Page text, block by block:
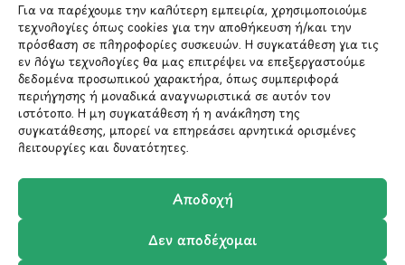
Για να παρέχουμε την καλύτερη εμπειρία, χρησιμοποιούμε
τεχνολογίες όπως cookies για την αποθήκευση ή/και την
πρόσβαση σε πληροφορίες συσκευών. Η συγκατάθεση για τις
εν λόγω τεχνολογίες θα μας επιτρέψει να επεξεργαστούμε
δεδομένα προσωπικού χαρακτήρα, όπως συμπεριφορά
περιήγησης ή μοναδικά αναγνωριστικά σε αυτόν τον
ιστότοπο. Η μη συγκατάθεση ή η ανάκληση της
συγκατάθεσης, μπορεί να επηρεάσει αρνητικά ορισμένες
λειτουργίες και δυνατότητες.
Αποδοχή
Δεν αποδέχομαι
ΣΤΟΙΧΕΙΑ ΕΠΙΚΟΙΝΩΝΙΑΣ
Holargos Center (Ισόγειο)
Λ.Περικλέους 56,
Χολαργός 15561
info@ypografi.com